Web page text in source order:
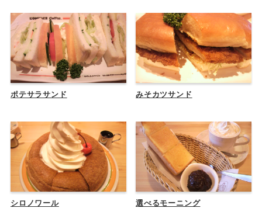
ポテサラサンド みそカツサンド
シロノワール 選べるモーニング